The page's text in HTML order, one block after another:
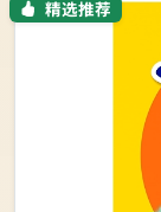
精选推荐